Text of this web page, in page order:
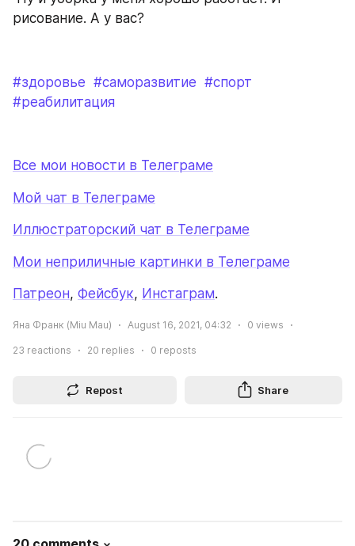
рисование. А у вас?
#здоровье #саморазвитие #спорт
#реабилитация
Все мои новости в Телеграме
Мой чат в Телеграме
Иллюстраторский чат в Телеграме
Мои неприличные картинки в Телеграме
Патреон, Фейсбук, Инстаграм.
Яна Франк (Miu Mau) August 16, 2021, 04:32 0 views
23 reactions 20 replies 0 reposts
Repost Share